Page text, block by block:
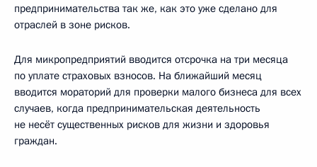
предпринимательства так же, как это уже сделано для
отраслей в зоне рисков.
Для микропредприятий вводится отсрочка на три месяца
по уплате страховых взносов. На ближайший месяц
вводится мораторий для проверки малого бизнеса для всех
случаев, когда предпринимательская деятельность
не несёт существенных рисков для жизни и здоровья
граждан.